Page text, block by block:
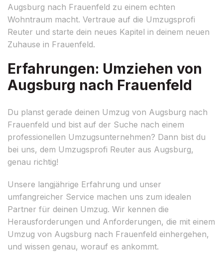
Augsburg nach Frauenfeld zu einem echten
Wohntraum macht. Vertraue auf die Umzugsprofi
Reuter und starte dein neues Kapitel in deinem neuen
Zuhause in Frauenfeld.
Erfahrungen: Umziehen von
Augsburg nach Frauenfeld
Du planst gerade deinen Umzug von Augsburg nach
Frauenfeld und bist auf der Suche nach einem
professionellen Umzugsunternehmen? Dann bist du
bei uns, dem Umzugsprofi Reuter aus Augsburg,
genau richtig!
Unsere langjährige Erfahrung und unser
umfangreicher Service machen uns zum idealen
Partner für deinen Umzug. Wir kennen die
Herausforderungen und Anforderungen, die mit einem
Umzug von Augsburg nach Frauenfeld einhergehen,
und wissen genau, worauf es ankommt.